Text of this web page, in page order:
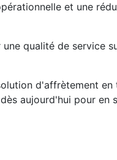
et une
qualité de service
d'affrètement
aujourd'hui pour en